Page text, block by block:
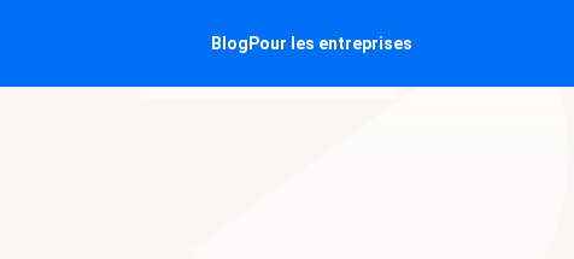
Blog Pour les entreprises